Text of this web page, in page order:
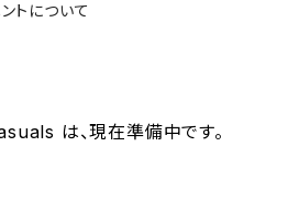
トについて
は、現在準備中です。